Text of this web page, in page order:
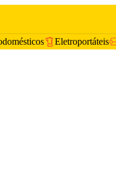
Eletroportáteis